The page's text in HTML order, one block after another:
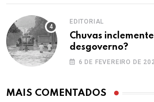
EDITORIAL
Chuvas
desgoverno?
6 DE FEVEREIRO DE
MAIS COMENTADOS